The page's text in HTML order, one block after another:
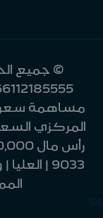
© جميع
مساهمة